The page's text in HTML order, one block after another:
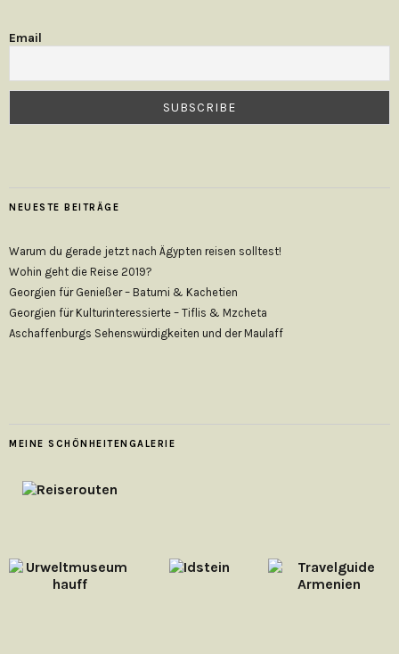
Email
NEUESTE BEITRÄGE
Warum du gerade jetzt nach Ägypten reisen solltest!
Wohin geht die Reise 2019?
Georgien für Genießer – Batumi & Kachetien
Georgien für Kulturinteressierte – Tiflis & Mzcheta
Aschaffenburgs Sehenswürdigkeiten und der Maulaff
MEINE SCHÖNHEITENGALERIE